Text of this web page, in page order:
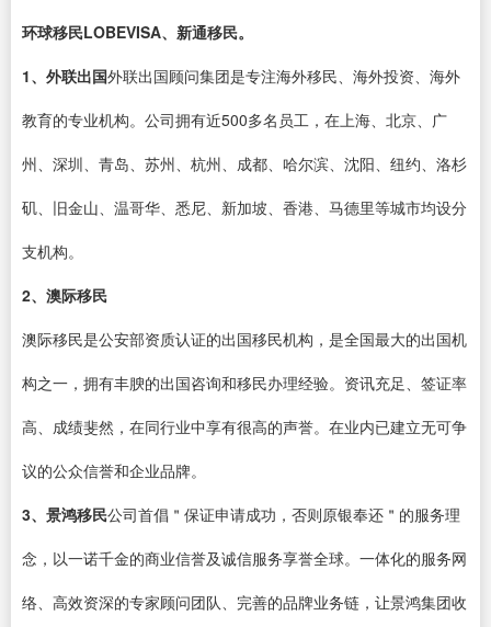
环球移民LOBEVISA、新通移民。
1、外联出国外联出国顾问集团是专注海外移民、海外投资、海外
教育的专业机构。公司拥有近500多名员工，在上海、北京、广
州、深圳、青岛、苏州、杭州、成都、哈尔滨、沈阳、纽约、洛杉
矶、旧金山、温哥华、悉尼、新加坡、香港、马德里等城市均设分
支机构。
2、澳际移民
澳际移民是公安部资质认证的出国移民机构，是全国最大的出国机
构之一，拥有丰腴的出国咨询和移民办理经验。资讯充足、签证率
高、成绩斐然，在同行业中享有很高的声誉。在业内已建立无可争
议的公众信誉和企业品牌。
3、景鸿移民公司首倡＂保证申请成功，否则原银奉还＂的服务理
念，以一诺千金的商业信誉及诚信服务享誉全球。一体化的服务网
络、高效资深的专家顾问团队、完善的品牌业务链，让景鸿集团收